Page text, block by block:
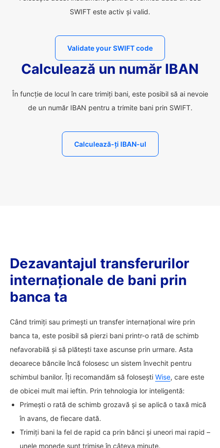
SWIFT este activ și valid.
Validate your SWIFT code
Calculează un număr IBAN
În funcție de locul în care trimiți bani, este posibil să ai nevoie
de un număr IBAN pentru a trimite bani prin SWIFT.
Calculează-ți IBAN-ul
Dezavantajul transferurilor
internaționale de bani prin
banca ta
Când trimiți sau primești un transfer internațional wire prin
banca ta, este posibil să pierzi bani printr-o rată de schimb
nefavorabilă și să plătești taxe ascunse prin urmare. Asta
deoarece băncile încă folosesc un sistem învechit pentru
schimbul banilor. Îți recomandăm să folosești Wise, care este
de obicei mult mai ieftin. Prin tehnologia lor inteligentă:
Primești o rată de schimb grozavă și se aplică o taxă mică
în avans, de fiecare dată.
Trimiți bani la fel de rapid ca prin bănci și uneori mai rapid –
unele monede sunt trimise în câteva minute.